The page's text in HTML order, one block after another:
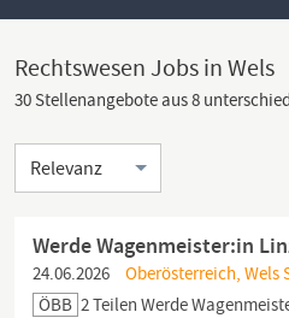
Rechtswesen Jobs in Wels
30 Stellenangebote aus 8
Sortierung
Werde Wagenmeister:in
24.06.2026
Oberösterreich, Wels
ÖBB 2 Teilen Werde